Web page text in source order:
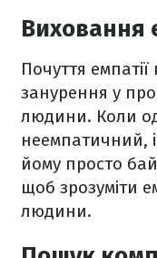
Виховання
Почуття
занурення у
людини. Коли
неемпатичний,
йому просто
щоб зрозуміти
людини.